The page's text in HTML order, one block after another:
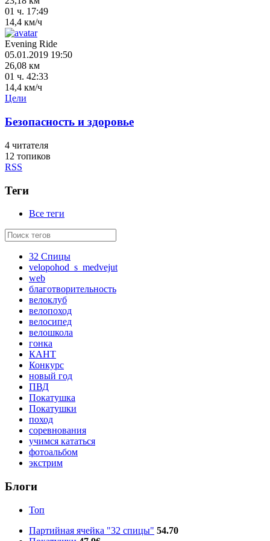
01 ч. 17:49
14,4 км/ч
Evening Ride
05.01.2019 19:50
26,08 км
01 ч. 42:33
14,4 км/ч
Цели
Безопасность и здоровье
4 читателя
12 топиков
RSS
Теги
Все теги
32 Спицы
velopohod_s_medvejut
web
благотворительность
велоклуб
велопоход
велосипед
велошкола
гонка
КАНТ
Конкурс
новый год
ПВД
Покатушка
Покатушки
поход
соревнования
учимся кататься
фотоальбом
экстрим
Блоги
Топ
Партийная ячейка "32 спицы" 54.70